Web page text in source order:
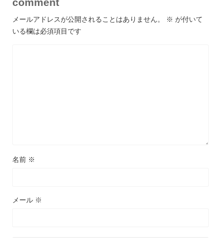
comment
メールアドレスが公開されることはありません。 ※ が付いて
いる欄は必須項目です
名前 ※
メール ※